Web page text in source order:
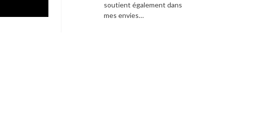
soutient également dans
mes envies…